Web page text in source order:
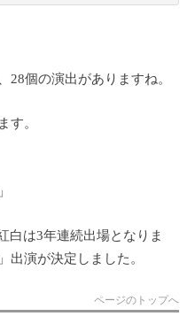
個の演出がありますね。
す。
白は3年連続出場となりま
出演が決定しました。
ページのトップへ